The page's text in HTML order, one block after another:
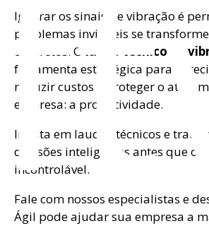
Ignorar os sinais de vibração é
problemas invisíveis se
concretos. O laudo técnico de
ferramenta estratégica para
reduzir custos e proteger o ativo
empresa: a produtividade.
Invista em laudos técnicos e
decisões inteligentes antes que o
incontrolável.
Fale com nossos especialistas e
Ágil pode ajudar sua empresa a